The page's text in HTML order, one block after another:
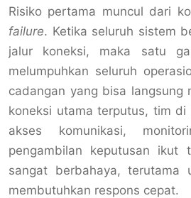
Risiko pertama muncul dari
failure. Ketika seluruh sistem
jalur koneksi, maka satu
melumpuhkan seluruh
cadangan yang bisa langsung
koneksi utama terputus, tim di
akses komunikasi,
pengambilan keputusan ikut
sangat berbahaya, terutama
membutuhkan respons cepat.